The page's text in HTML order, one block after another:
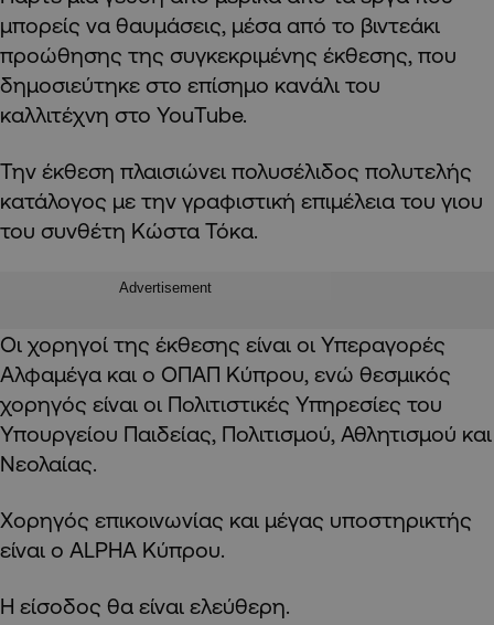
μπορείς να θαυμάσεις, μέσα από το βιντεάκι
προώθησης της συγκεκριμένης έκθεσης, που
δημοσιεύτηκε στο επίσημο κανάλι του
καλλιτέχνη στο YouTube.
Την έκθεση πλαισιώνει πολυσέλιδος πολυτελής
κατάλογος με την γραφιστική επιμέλεια του γιου
του συνθέτη Κώστα Τόκα.
Advertisement
Οι χορηγοί της έκθεσης είναι οι Υπεραγορές
Αλφαμέγα και ο ΟΠΑΠ Κύπρου, ενώ θεσμικός
χορηγός είναι οι Πολιτιστικές Υπηρεσίες του
Υπουργείου Παιδείας, Πολιτισμού, Αθλητισμού και
Νεολαίας.
Χορηγός επικοινωνίας και μέγας υποστηρικτής
είναι ο ALPHA Κύπρου.
Η είσοδος θα είναι ελεύθερη.